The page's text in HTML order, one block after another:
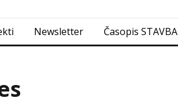
Newsletter Časopis STAVBA